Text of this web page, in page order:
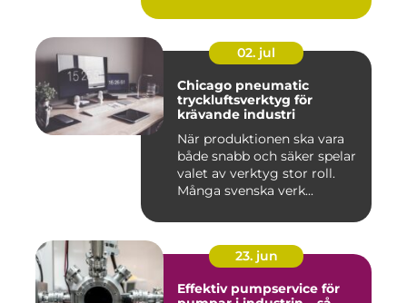
02. jul
Chicago pneumatic
tryckluftsverktyg för
krävande industri
När produktionen ska vara
både snabb och säker spelar
valet av verktyg stor roll.
Många svenska verk...
23. jun
Effektiv pumpservice för